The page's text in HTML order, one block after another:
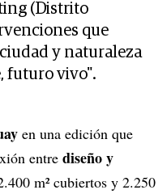
(Distrito
que
y naturaleza
futuro vivo".
en una edición que
entre diseño y
m² cubiertos y 2.250